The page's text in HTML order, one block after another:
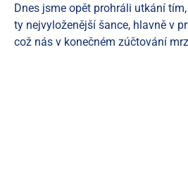
Dnes jsme opět prohráli utkání
ty nejvyloženější šance, hlavně v
což nás v konečném zúčtování